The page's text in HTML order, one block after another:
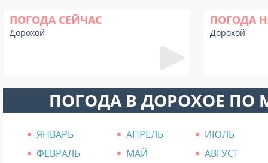
ПОГОДА СЕЙЧАС
Дорохой
ПОГОДА
Дорохой
ПОГОДА В ДОРОХОЕ ПО
ЯНВАРЬ АПРЕЛЬ
ИЮЛЬ
ФЕВРАЛЬ
МАЙ
АВГУСТ